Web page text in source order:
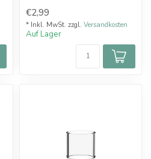
€2,99
* Inkl. MwSt. zzgl. Versandkosten
Auf Lager